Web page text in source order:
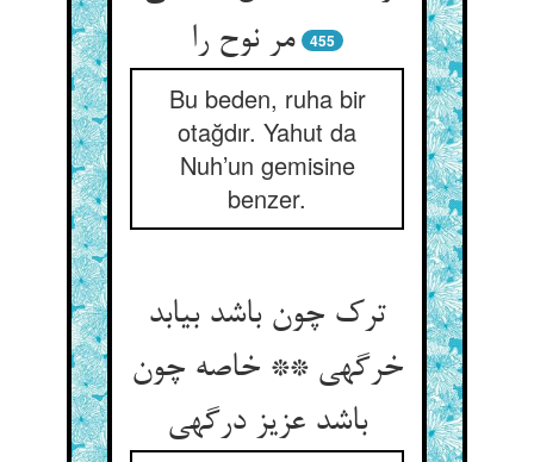
مر نوح را
455
Bu beden, ruha bir
otağdır. Yahut da
Nuh’un gemisine
benzer.
ترک چون باشد بیابد
خرگهی ** خاصه چون
باشد عزیز درگهی‏